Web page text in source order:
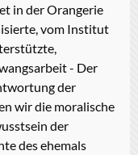
in der Orangerie
vom Institut
- Der
der
wir die moralische
der
des ehemals